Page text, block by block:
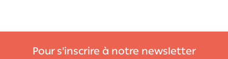
Pour s'inscrire à notre newsletter